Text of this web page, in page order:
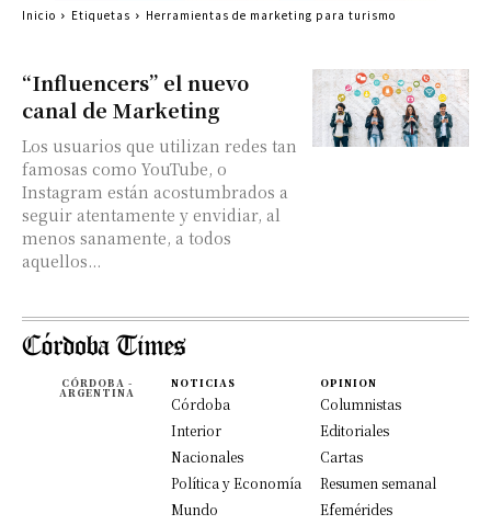
“Influencers” el nuevo
canal de Marketing
Los usuarios que utilizan redes tan
famosas como YouTube, o
Instagram están acostumbrados a
seguir atentamente y envidiar, al
menos sanamente, a todos
aquellos...
Inicio Etiquetas Herramientas de marketing para turismo
CÓRDOBA -
ARGENTINA
NOTICIAS
Córdoba
Interior
Nacionales
Política y Economía
Mundo
OPINION
Columnistas
Editoriales
Cartas
Resumen semanal
Efemérides